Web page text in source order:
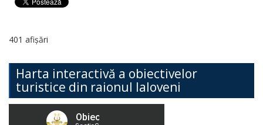
401 afișări
Harta interactivă a obiectivelor
turistice din raionul Ialoveni